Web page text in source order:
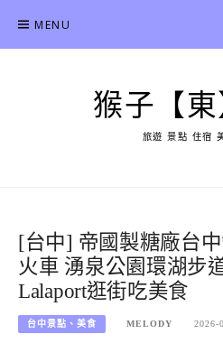
content
MENU
猴子【
旅遊 景點 住宿
[台中] 帝國製糖廠台
火車 湧泉公園環湖步
Lalaport逛街吃美食
台中景點、美食 MELODY 2026-